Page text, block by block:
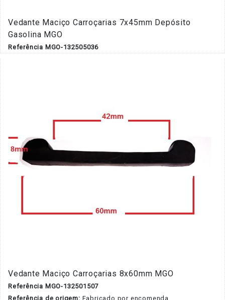
Vedante Maciço Carroçarias 7x45mm Depósito
Gasolina MGO
Referência MGO-132505036
Vedante Maciço Carroçarias 8x60mm MGO
Referência MGO-132501507
Referência de origem: Fabricado por encomenda